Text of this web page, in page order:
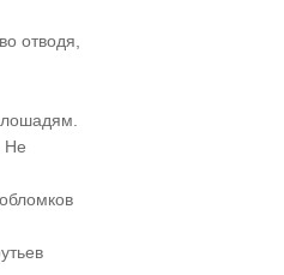
отводя,
Не